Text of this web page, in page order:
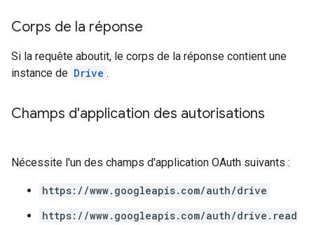
Corps de la réponse
Si la requête aboutit, le corps de la réponse contient une
instance de Drive .
Champs d'application des autorisations
Nécessite l'un des champs d'application OAuth suivants :
https://www.googleapis.com/auth/drive
https://www.googleapis.com/auth/drive.read